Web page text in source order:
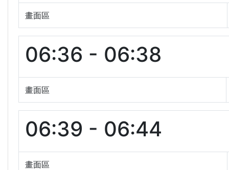
畫面區
06:36 - 06:38
畫面區
06:39 - 06:44
畫面區